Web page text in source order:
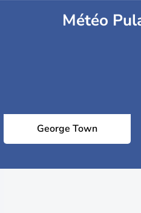
Météo
George Town